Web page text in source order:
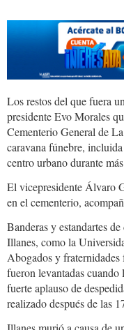
Los restos del que fuera
presidente Evo Morales
Cementerio General de
caravana fúnebre,
centro urbano durante
El vicepresidente Álvaro
en el cementerio,
Banderas y estandartes
Illanes, como la
Abogados y
fueron levantadas
fuerte aplauso de
realizado después de las